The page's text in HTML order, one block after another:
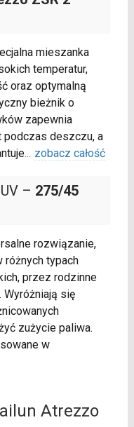
mieszanka
temperatur,
oraz optymalną
bieżnik o
zapewnia
podczas deszczu, a
... zobacz całość
– 275/45
rozwiązanie,
różnych typach
przez rodzinne
Wyróżniają się
zużycie paliwa.
w
Atrezzo